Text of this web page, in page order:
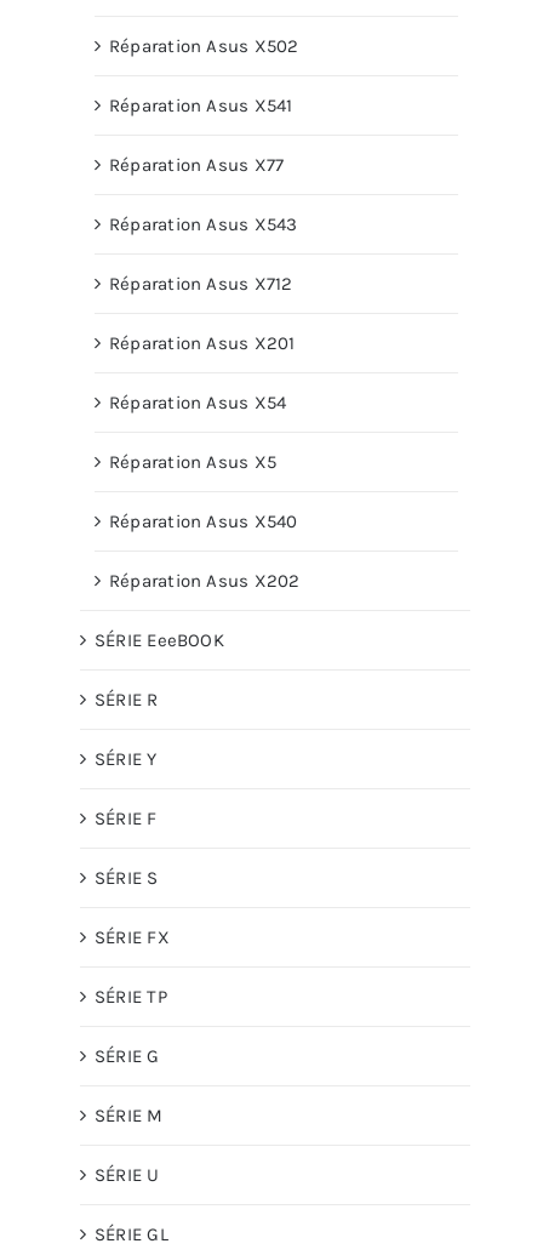
Réparation Asus X502
Réparation Asus X541
Réparation Asus X77
Réparation Asus X543
Réparation Asus X712
Réparation Asus X201
Réparation Asus X54
Réparation Asus X5
Réparation Asus X540
Réparation Asus X202
SÉRIE EeeBOOK
SÉRIE R
SÉRIE Y
SÉRIE F
SÉRIE S
SÉRIE FX
SÉRIE TP
SÉRIE G
SÉRIE M
SÉRIE U
SÉRIE GL